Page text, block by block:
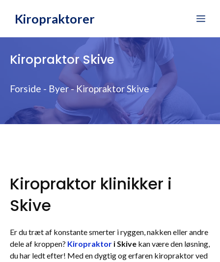
Kiropraktorer
Kiropraktor Skive
Forside - Byer-Kiropraktor Skive
Kiropraktor klinikker i
Skive
Er du træt af konstante smerter i ryggen, nakken eller andre
dele af kroppen? Kiropraktor i Skive kan være den løsning,
du har ledt efter! Med en dygtig og erfaren kiropraktor ved